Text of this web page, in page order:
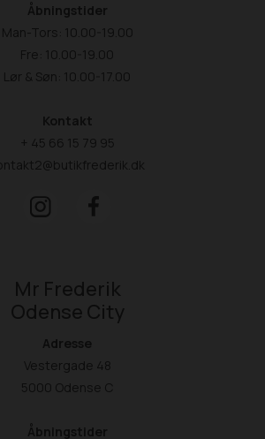
Åbningstider
Man-Tors: 10.00-19.00
Fre: 10.00-19.00
Lør & Søn: 10.00-17.00
Kontakt
+ 45 66 15 79 95
Mr Frederik
Odense City
Adresse
Vestergade 48
5000 Odense C
Åbningstider